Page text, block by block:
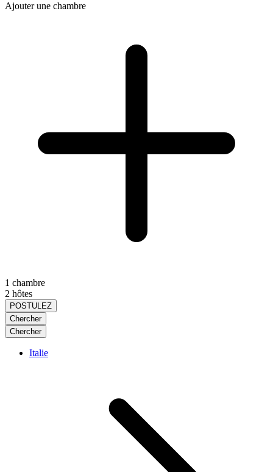
Ajouter une chambre
1 chambre
2 hôtes
POSTULEZ
Chercher
Chercher
Italie